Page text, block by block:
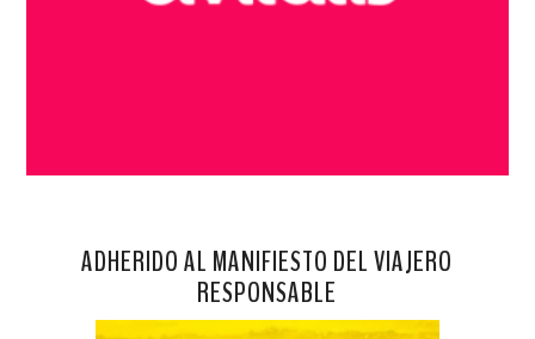
ADHERIDO AL MANIFIESTO DEL VIAJERO
RESPONSABLE